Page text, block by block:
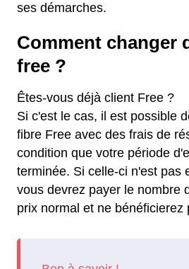
ses démarches.
Comment changer
free ?
Êtes-vous déjà client Free ?
Si c'est le cas, il est possible
fibre Free avec des frais de
condition que votre période
terminée. Si celle-ci n'est pas
vous devrez payer le nombre
prix normal et ne bénéficierez